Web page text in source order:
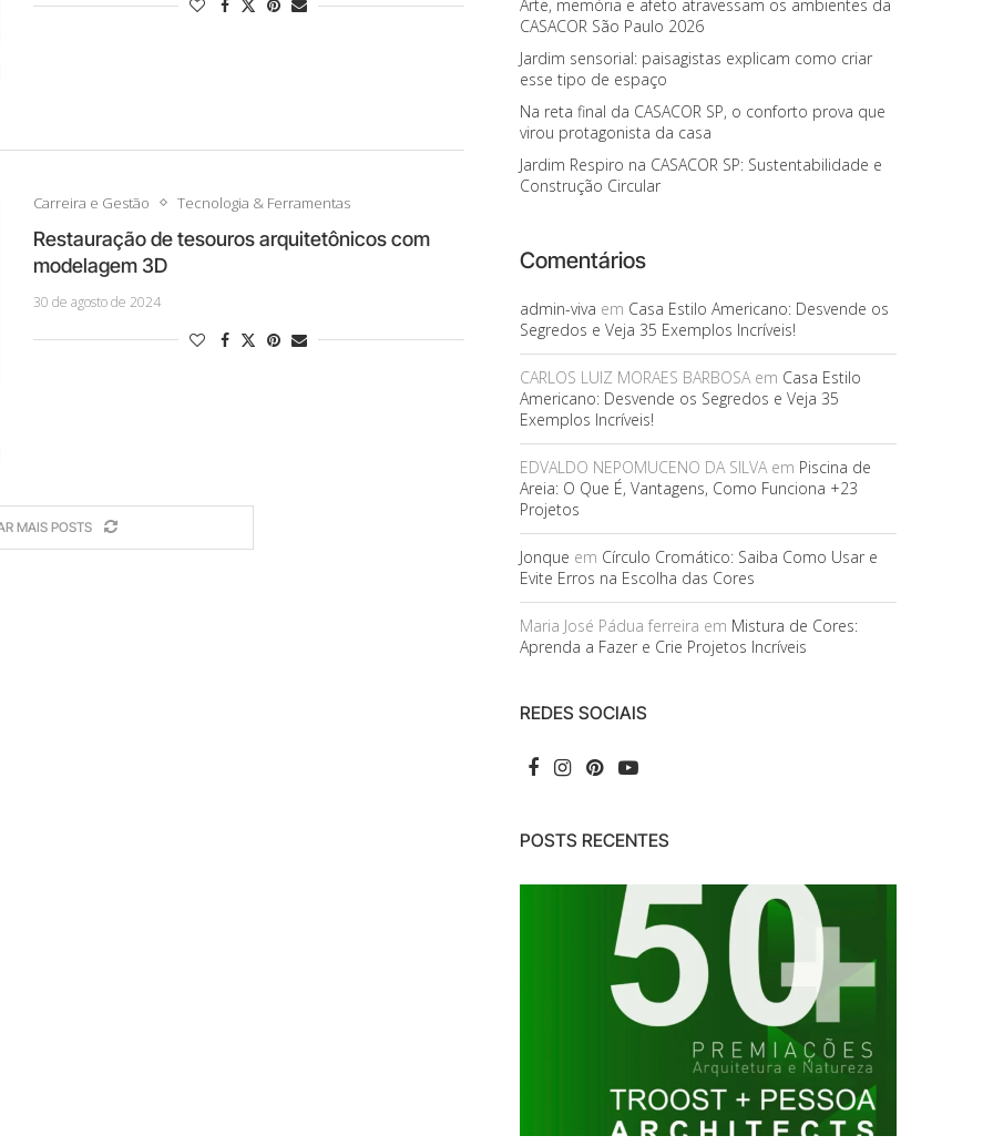
Carreira e Gestão Tecnologia & Ferramentas
Restauração de tesouros arquitetônicos com
modelagem 3D
30 de agosto de 2024
MAIS POSTS
Arte, memória e afeto atravessam os ambientes da
CASACOR São Paulo 2026
Jardim sensorial: paisagistas explicam como criar
esse tipo de espaço
Na reta final da CASACOR SP, o conforto prova que
virou protagonista da casa
Jardim Respiro na CASACOR SP: Sustentabilidade e
Construção Circular
Comentários
admin-viva em Casa Estilo Americano: Desvende os
Segredos e Veja 35 Exemplos Incríveis!
CARLOS LUIZ MORAES BARBOSAem Casa Estilo
Americano: Desvende os Segredos e Veja 35
Exemplos Incríveis!
EDVALDO NEPOMUCENO DA SILVAem Piscina de
Areia: O Que É, Vantagens, Como Funciona +23
Projetos
Jonque em Círculo Cromático: Saiba Como Usar e
Evite Erros na Escolha das Cores
Maria José Pádua ferreira em Mistura de Cores:
Aprenda a Fazer e Crie Projetos Incríveis
REDES SOCIAIS
POSTS RECENTES